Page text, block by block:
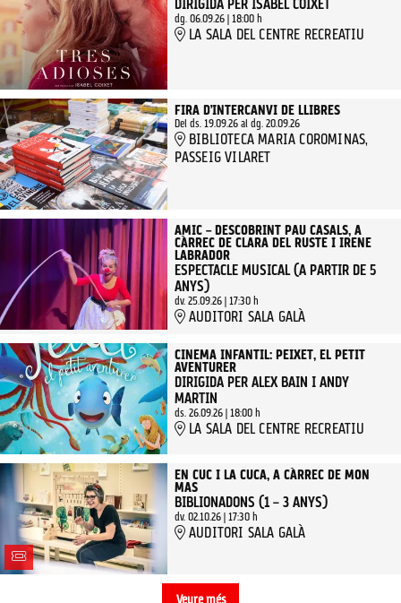
DIRIGIDA PER ISABEL COIXET
dg. 06.09.26| 18:00 h
LA SALA DEL CENTRE RECREATIU
FIRA D’INTERCANVI DE LLIBRES
Del ds. 19.09.26al dg. 20.09.26
BIBLIOTECA MARIA COROMINAS,
PASSEIG VILARET
AMIC – DESCOBRINT PAU CASALS, A
CÀRREC DE CLARA DEL RUSTE I IRENE
LABRADOR
ESPECTACLE MUSICAL (A PARTIR DE 5
ANYS)
dv. 25.09.26| 17:30 h
AUDITORI SALA GALÀ
CINEMA INFANTIL: PEIXET, EL PETIT
AVENTURER
DIRIGIDA PER ALEX BAIN I ANDY
MARTIN
ds. 26.09.26| 18:00 h
LA SALA DEL CENTRE RECREATIU
EN CUC I LA CUCA, A CÀRREC DE MON
MAS
BIBLIONADONS (1 – 3 ANYS)
dv. 02.10.26| 17:30 h
AUDITORI SALA GALÀ